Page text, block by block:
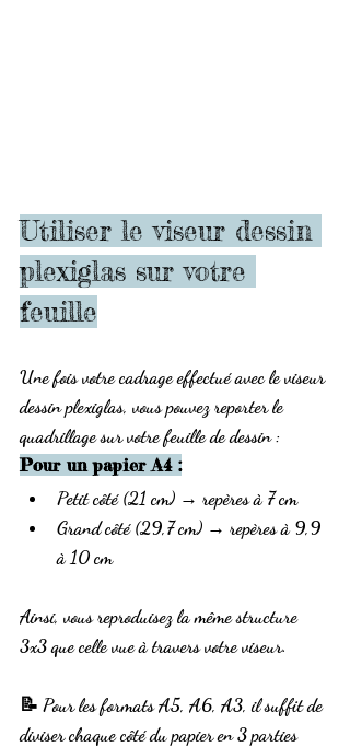
Utiliser le viseur dessin
plexiglas sur votre
feuille
Une fois votre cadrage effectué avec le viseur
dessin plexiglas, vous pouvez reporter le
quadrillage sur votre feuille de dessin :
Pour un papier A4 :
Petit côté (21 cm) → repères à 7 cm
Grand côté (29,7 cm) → repères à 9,9
à 10 cm
Ainsi, vous reproduisez la même structure
3x3 que celle vue à travers votre viseur.
📝 Pour les formats A5, A6, A3, il suffit de
diviser chaque côté du papier en 3 parties